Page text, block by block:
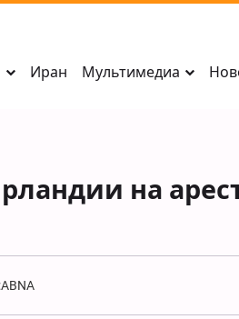
Иран Мультимедиа
на
ABNA